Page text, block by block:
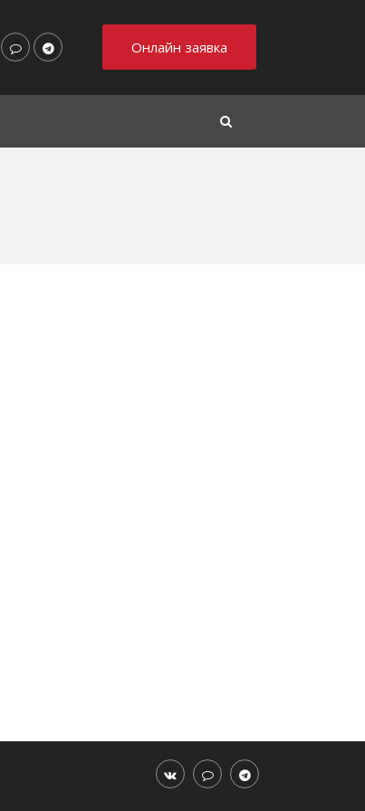
Онлайн заявка